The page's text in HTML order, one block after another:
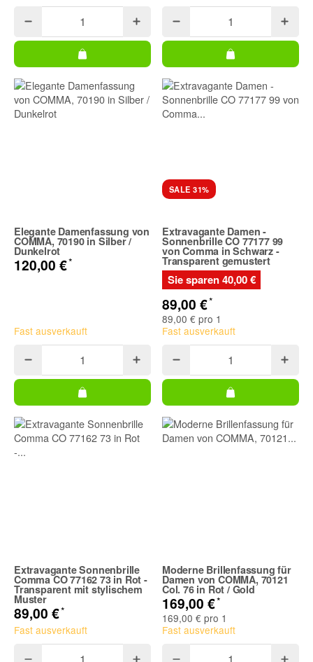
Elegante Damenfassung von
COMMA, 70190 in Silber /
Dunkelrot
120,00 €*
Fast ausverkauft
SALE 31%
Extravagante Damen -
Sonnenbrille CO 77177 99
von Comma in Schwarz -
Transparent gemustert
Sie sparen 40,00 €
89,00 €*
89,00 € pro 1
Fast ausverkauft
Extravagante Sonnenbrille
Comma CO 77162 73 in Rot -
Transparent mit stylischem
Muster
89,00 €*
Fast ausverkauft
Moderne Brillenfassung für
Damen von COMMA, 70121
Col. 76 in Rot / Gold
169,00 €*
169,00 € pro 1
Fast ausverkauft